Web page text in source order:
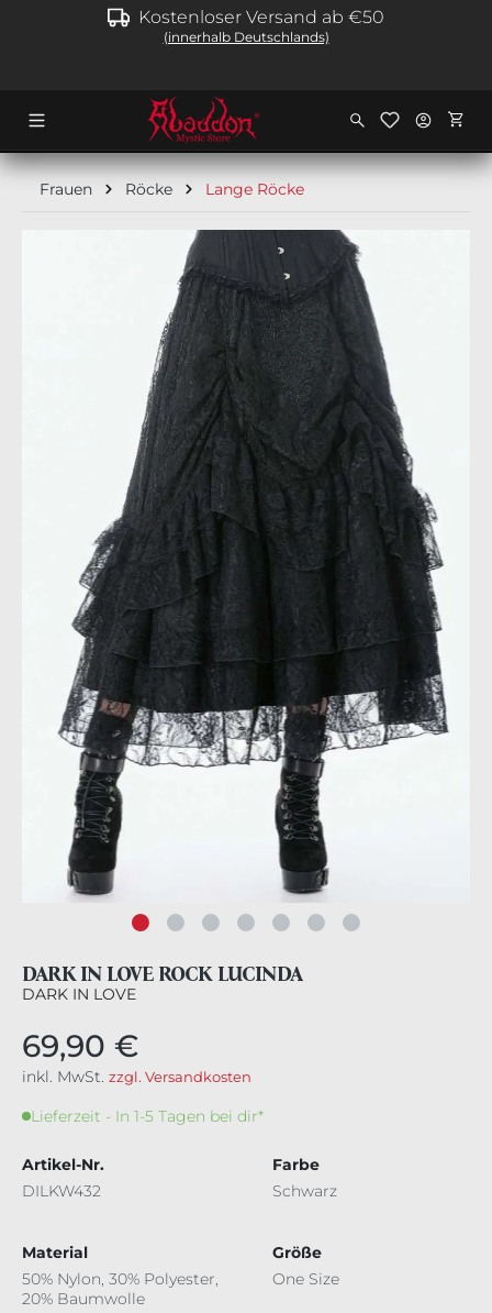
springen Kostenloser Versand ab €50
(innerhalb Deutschlands)
Frauen Röcke Lange Röcke
Bildergalerie überspringen
DARK IN LOVE ROCK LUCINDA
DARK IN LOVE
69,90 €
inkl. MwSt. zzgl. Versandkosten
Lieferzeit - In 1-5 Tagen bei dir*
Artikel-Nr.
DILKW432
Farbe
Schwarz
Material
50% Nylon, 30% Polyester,
20% Baumwolle
Größe
One Size